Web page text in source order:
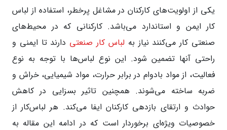
یکی از اولویت‌های کارکنان در مشاغل پرخطر، استفاده از لباس
کار ایمن و استاندارد می‌باشد. کارکنانی که در محیط‌های
صنعتی کار می‌کنند نیاز به لباس کار صنعتی دارند تا ایمنی و
راحتی آنها تضمین شود. این نوع لباس‌ها با توجه به نوع
فعالیت، از مواد بادوام در برابر حرارت، مواد شیمیایی، خراش و
ضربه ساخته می‌شوند. همچنین تاثیر بسزایی در کاهش
حوادث و ارتقای بازدهی کارکنان ایفا می‌کند. هر لباس‌کار از
خصوصیات ویژه‌ای برخوردار است که در ادامه این مقاله به